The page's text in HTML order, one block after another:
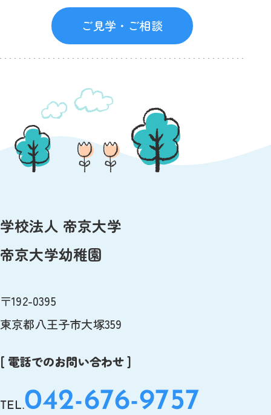
ご見学・ご相談
学校法人 帝京大学
帝京大学幼稚園
〒192-0395
東京都八王子市大塚359
[ 電話でのお問い合わせ ]
TEL.042-676-9757